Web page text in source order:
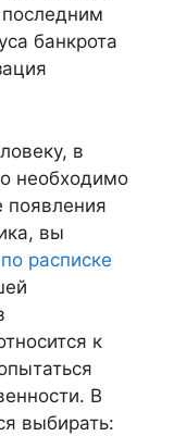
банкрота
в
необходимо
появления
вы
расписке
к
В
выбирать: